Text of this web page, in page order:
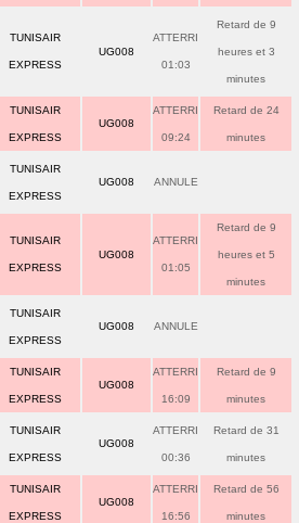
TUNISAIR
EXPRESS
UG008
ATTERRI
01:03
Retard de 9
heures et 3
minutes
TUNISAIR
EXPRESS
UG008
ATTERRI
09:24
Retard de 24
minutes
TUNISAIR
EXPRESS
UG008 ANNULE
TUNISAIR
EXPRESS
UG008
ATTERRI
01:05
Retard de 9
heures et 5
minutes
TUNISAIR
EXPRESS
UG008 ANNULE
TUNISAIR
EXPRESS
UG008
ATTERRI
16:09
Retard de 9
minutes
TUNISAIR
EXPRESS
UG008
ATTERRI
00:36
Retard de 31
minutes
TUNISAIR
EXPRESS
UG008
ATTERRI
16:56
Retard de 56
minutes